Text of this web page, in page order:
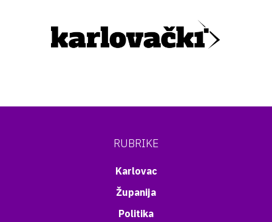
RUBRIKE
Karlovac
Županija
Politika